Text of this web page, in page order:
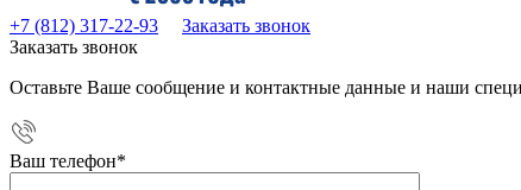
+7 (812) 317-22-93
Заказать звонок
Заказать звонок
Оставьте Ваше сообщение и контактные данные и наши
Ваш телефон*